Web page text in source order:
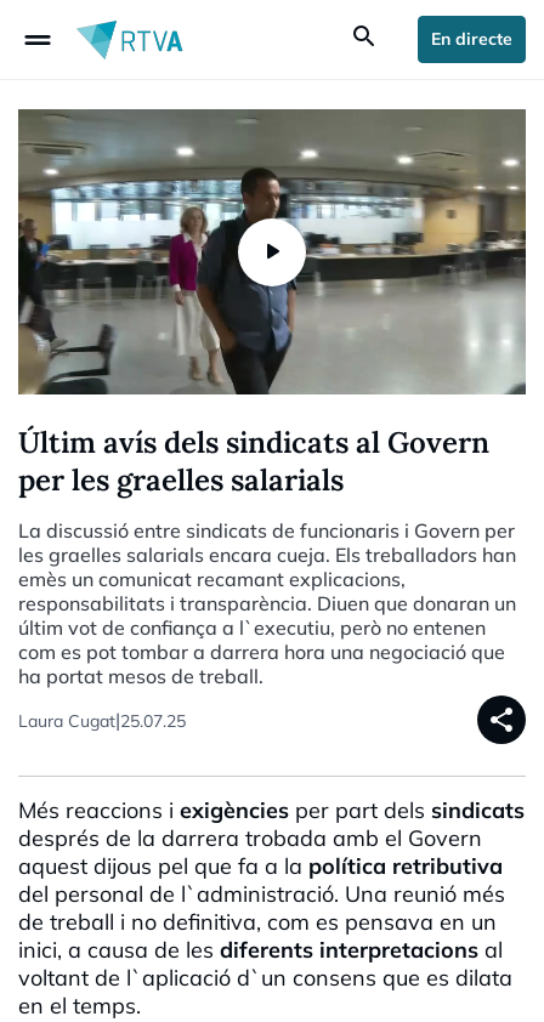
drag_handle search En directe
Últim avís dels sindicats al Govern
per les graelles salarials
La discussió entre sindicats de funcionaris i Govern per
les graelles salarials encara cueja. Els treballadors han
emès un comunicat recamant explicacions,
responsabilitats i transparència. Diuen que donaran un
últim vot de confiança a l`executiu, però no entenen
com es pot tombar a darrera hora una negociació que
ha portat mesos de treball.
Laura Cugat|25.07.25 share
Més reaccions i exigències per part dels sindicats
després de la darrera trobada amb el Govern
aquest dijous pel que fa a la política retributiva
del personal de l`administració. Una reunió més
de treball i no definitiva, com es pensava en un
inici, a causa de les diferents interpretacions al
voltant de l`aplicació d`un consens que es dilata
en el temps.